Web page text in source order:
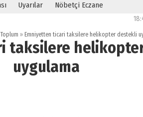
Uyarılar Nöbetçi Eczane
Toplum » Emniyetten ticari taksilere helikopter destekli
taksilere
uygulama